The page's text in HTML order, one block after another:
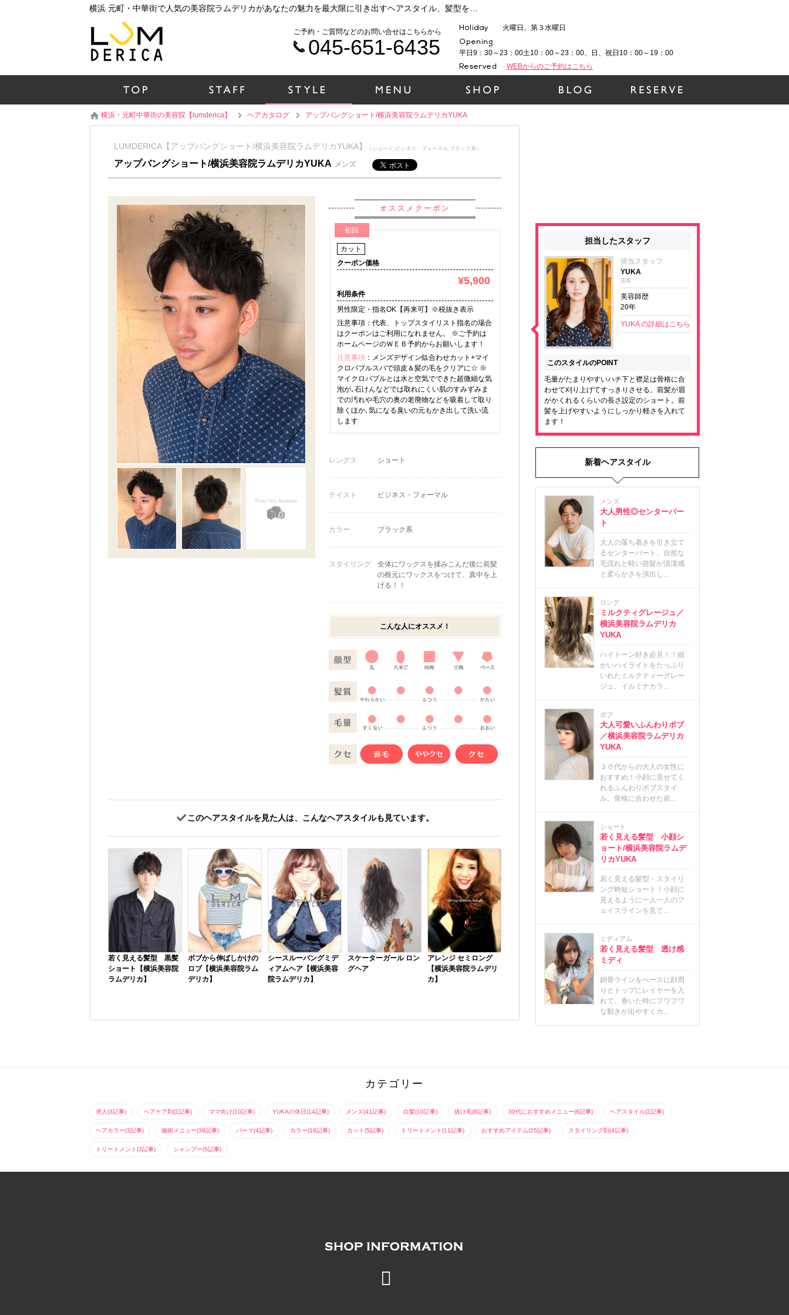
火曜日、第３水曜日
平日9：30～23：00土10：00～23：00、日、祝日10：00～19：00
WEBからのご予約はこちら
ご予約・ご質問などのお問い合せはこちらから
045-651-6435
横浜・元町中華街の美容院【lumderica】 ヘアカタログ アップバングショート/横浜美容院ラムデリカYUKA
LUMDERICA【アップバングショート/横浜美容院ラムデリカYUKA】 （ショート,ビジネス・フォーマル,ブラック系）
アップバングショート/横浜美容院ラムデリカYUKA メンズ
オススメクーポン
初回
カット
クーポン価格
¥5,900
利用条件
男性限定・指名OK【再来可】※税抜き表示
注意事項：代表、トップスタイリスト指名の場合
はクーポンはご利用になれません。 ※ご予約は
ホームページのＷＥＢ予約からお願いします！
注意事項 ：メンズデザイン似合わせカット+マイ
クロバブルスパで頭皮＆髪の毛をクリアに☆ ※
マイクロバブルとは水と空気でできた超微細な気
泡が､石けんなどでは取れにくい肌のすみずみま
での汚れや毛穴の奥の老廃物などを吸着して取り
除くほか､気になる臭いの元もかき出して洗い流
します
レングス ショート
テイスト ビジネス・フォーマル
カラー ブラック系
スタイリング
全体にワックスを揉みこんだ後に前髪
の根元にワックスをつけて、真中を上
げる！！
こんな人にオススメ！
このヘアスタイルを見た人は、こんなヘアスタイルも見ています。
若く見える髪型 黒髪
ショート【横浜美容院
ラムデリカ】
ボブから伸ばしかけの
ロブ【横浜美容院ラム
デリカ】
シースルーバングミデ
ィアムヘア【横浜美容
院ラムデリカ】
スケーターガール ロン
グヘア
アレンジ セミロング
【横浜美容院ラムデリ
カ】
担当したスタッフ
担当スタッフ
YUKA
店長
美容師歴
20年
YUKA の詳細はこちら
このスタイルのPOINT
毛量がたまりやすいハチ下と襟足は骨格に合
わせて刈り上げてすっきりさせる。前髪が眉
がかくれるくらいの長さ設定のショート。前
髪を上げやすいようにしっかり軽さを入れて
ます！
新着ヘアスタイル
メンズ
大人男性◎センターパー
ト
大人の落ち着きを引き立て
るセンターパート。自然な
毛流れと軽い前髪が清潔感
と柔らかさを演出し...
ロング
ミルクティグレージュ／
横浜美容院ラムデリカ
YUKA
ハイトーン好き必見！！細
かいハイライトをたっぷり
いれたミルクティーグレー
ジュ。イルミナカラ...
ボブ
大人可愛いふんわりボブ
／横浜美容院ラムデリカ
YUKA
３０代からの大人の女性に
おすすめ！小顔に見せてく
れるふんわりボブスタイ
ル。骨格に合わせた前...
ショート
若く見える髪型 小顔シ
ョート/横浜美容院ラムデ
リカYUKA
若く見える髪型・スタイリ
ング時短ショート！小顔に
見えるように一人一人のフ
ェイスラインを見て...
ミディアム
若く見える髪型 透け感
ミディ
鎖骨ラインをべースに顔周
りとトップにレイヤーを入
れて、巻いた時にフワフワ
な動きが出やすくカ...
カテゴリー
求人(3記事) ヘアケア剤(2記事) ママ向け(10記事) YUKAの休日(14記事) メンズ(41記事) 白髪(10記事) 抜け毛(8記事) 30代におすすめメニュー(6記事) ヘアスタイル(2記事)
ヘアカラー(3記事) 施術メニュー(38記事) パーマ(4記事) カラー(18記事) カット(5記事) トリートメント(11記事) おすすめアイテム(25記事) スタイリング剤(4記事)
トリートメント(3記事) シャンプー(5記事)